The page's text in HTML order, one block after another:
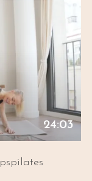
24:03